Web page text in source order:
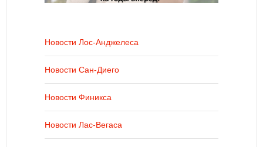
Новости Лос-Анджелеса
Новости Сан-Диего
Новости Финикса
Новости Лас-Вегаса